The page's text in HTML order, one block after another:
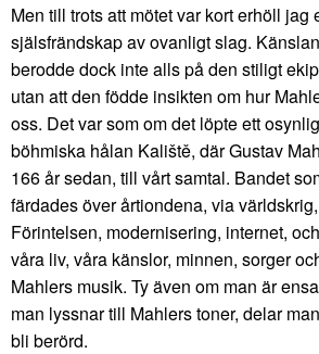
Men till trots att mötet var kort erhöll jag
själsfrändskap av ovanligt slag.
berodde dock inte alls på den stiligt
utan att den födde insikten om hur
oss. Det var som om det löpte ett
böhmiska hålan Kaliště, där Gustav
166 år sedan, till vårt samtal. Bandet
färdades över årtiondena, via
Förintelsen, modernisering, internet,
våra liv, våra känslor, minnen, sorger
Mahlers musik. Ty även om man är
man lyssnar till Mahlers toner, delar
bli berörd.